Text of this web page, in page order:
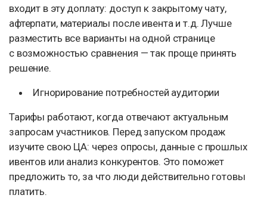
входит в эту доплату: доступ к закрытому чату,
афтерпати, материалы после ивента и т.д. Лучше
разместить все варианты на одной странице
с возможностью сравнения — так проще принять
решение.
Игнорирование потребностей аудитории
Тарифы работают, когда отвечают актуальным
запросам участников. Перед запуском продаж
изучите свою ЦА: через опросы, данные с прошлых
ивентов или анализ конкурентов. Это поможет
предложить то, за что люди действительно готовы
платить.